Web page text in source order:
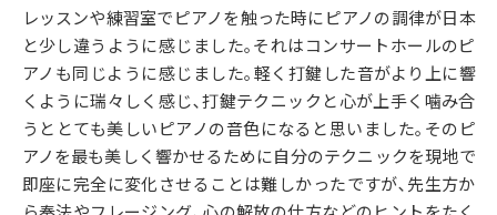
レッスンや練習室でピアノを触った時にピアノの調律が日本
と少し違うように感じました｡それはコンサートホールのピ
アノも同じように感じました｡軽く打鍵した音がより上に響
くように瑞々しく感じ､打鍵テクニックと心が上手く噛み合
うととても美しいピアノの音色になると思いました｡そのピ
アノを最も美しく響かせるために自分のテクニックを現地で
即座に完全に変化させることは難しかったですが､先生方か